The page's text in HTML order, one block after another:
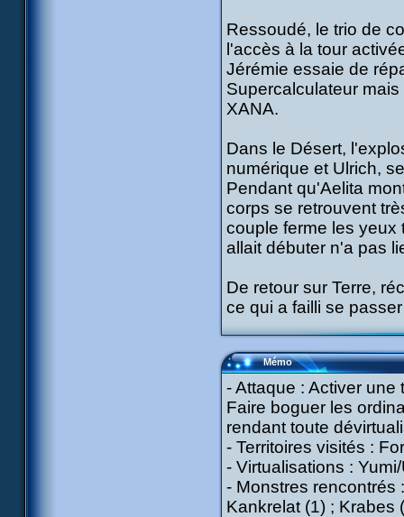
Ressoudé, le trio de
l'accès à la tour
Jérémie essaie de
Supercalculateur
XANA.
Dans le Désert,
numérique et Ulrich,
Pendant qu'Aelita
corps se retrouvent
couple ferme les yeux
allait débuter n'a pas
De retour sur Terre,
ce qui a failli se
Mémo
- Attaque : Activer
Faire boguer les
rendant toute
- Territoires visités :
- Virtualisations :
- Monstres rencontrés
Kankrelat (1) ; Krabes